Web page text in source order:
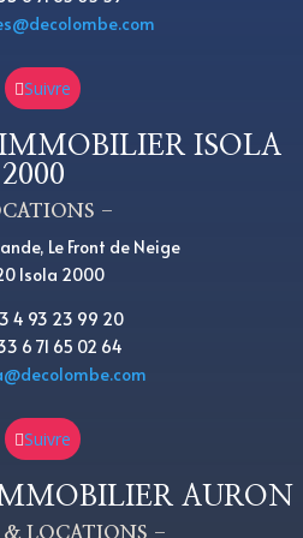
Suivre
ISOLA
2000
–
Le Front de Neige
Isola 2000
4 93 23 99 20
6 71 65 02 64
Suivre
AURON
& LOCATIONS –